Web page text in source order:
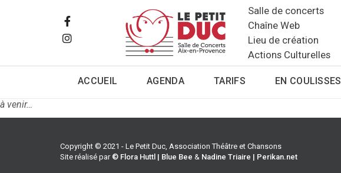
Salle de concerts
Chaîne Web
Lieu de création
Actions Culturelles
ACCUEIL AGENDA TARIFS EN COULISSES
à venir…
Copyright © 2021 - Le Petit Duc, Association Théâtre et Chansons
Site réalisé par © Flora Huttl | Blue Bee & Nadine Triaire | Perikan.net